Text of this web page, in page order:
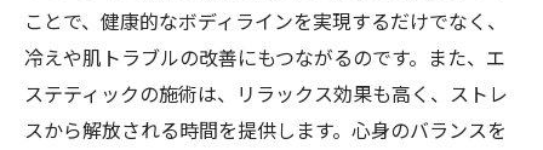
ことで、健康的なボディラインを実現するだけでなく、
冷えや肌トラブルの改善にもつながるのです。また、エ
ステティックの施術は、リラックス効果も高く、ストレ
スから解放される時間を提供します。心身のバランスを